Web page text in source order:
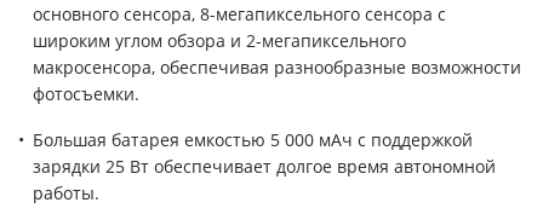
основного сенсора, 8-мегапиксельного сенсора с
широким углом обзора и 2-мегапиксельного
макросенсора, обеспечивая разнообразные возможности
фотосъемки.
Большая батарея емкостью 5 000 мАч с поддержкой
зарядки 25 Вт обеспечивает долгое время автономной
работы.